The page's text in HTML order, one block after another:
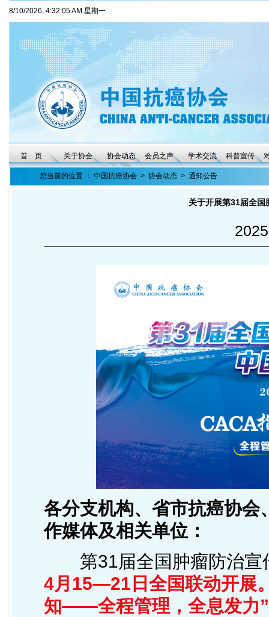
8/10/2026, 4:32:06 AM 星期一
首 页 关于协会 协会动态 会员之声 学术交流 科普宣传
您当前的位置 ： 中国抗癌协会 > 协会动态 > 通知公告
关于开展第31届全国
各分支机构、省市抗癌协会
作媒体及相关单位：
第31届全国肿瘤防治宣
4月15—21日全国联动开展
知——全程管理，全息发力”